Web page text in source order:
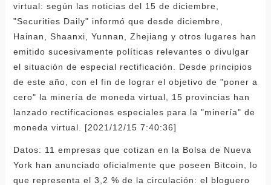
virtual: según las noticias del 15 de diciembre,
"Securities Daily" informó que desde diciembre,
Hainan, Shaanxi, Yunnan, Zhejiang y otros lugares han
emitido sucesivamente políticas relevantes o divulgar
el situación de especial rectificación. Desde principios
de este año, con el fin de lograr el objetivo de "poner a
cero" la minería de moneda virtual, 15 provincias han
lanzado rectificaciones especiales para la "minería" de
moneda virtual. [2021/12/15 7:40:36]
Datos: 11 empresas que cotizan en la Bolsa de Nueva
York han anunciado oficialmente que poseen Bitcoin, lo
que representa el 3,2 % de la circulación: el bloguero